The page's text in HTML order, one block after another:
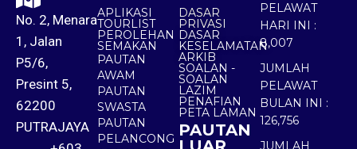
No. 2, Menara
1, Jalan
P5/6,
Presint 5,
62200
PUTRAJAYA
APLIKASI
TOURLIST
PEROLEHAN
SEMAKAN
PAUTAN
AWAM
PAUTAN
SWASTA
PAUTAN
PELANCONG
DASAR
PRIVASI
DASAR
KESELAMATAN
ARKIB
SOALAN -
SOALAN
LAZIM
PENAFIAN
PETA LAMAN
PAUTAN
PELAWAT
HARI INI :
8,007
JUMLAH
PELAWAT
BULAN INI :
126,756
JUMLAH